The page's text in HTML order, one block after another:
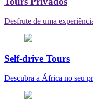
Desfrute de uma
Self-drive Tours
Descubra a África no seu